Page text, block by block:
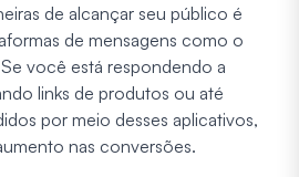
de alcançar seu público é
de mensagens como o
você está respondendo a
links de produtos ou até
por meio desses aplicativos,
nas conversões.